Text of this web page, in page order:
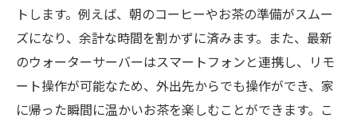
トします。例えば、朝のコーヒーやお茶の準備がスムー
ズになり、余計な時間を割かずに済みます。また、最新
のウォーターサーバーはスマートフォンと連携し、リモ
ート操作が可能なため、外出先からでも操作ができ、家
に帰った瞬間に温かいお茶を楽しむことができます。こ